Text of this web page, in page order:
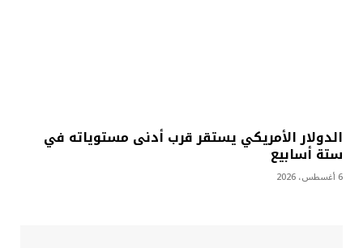
الدولار الأمريكي يستقر قرب أدنى مستوياته في
ستة أسابيع
6 أغسطس، 2026